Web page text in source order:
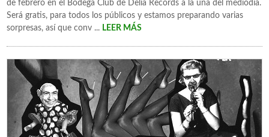
de febrero en el Bodega Club de Delia Records a la una del mediodía.
Será gratis, para todos los públicos y estamos preparando varias
sorpresas, así que conv ... LEER MÁS